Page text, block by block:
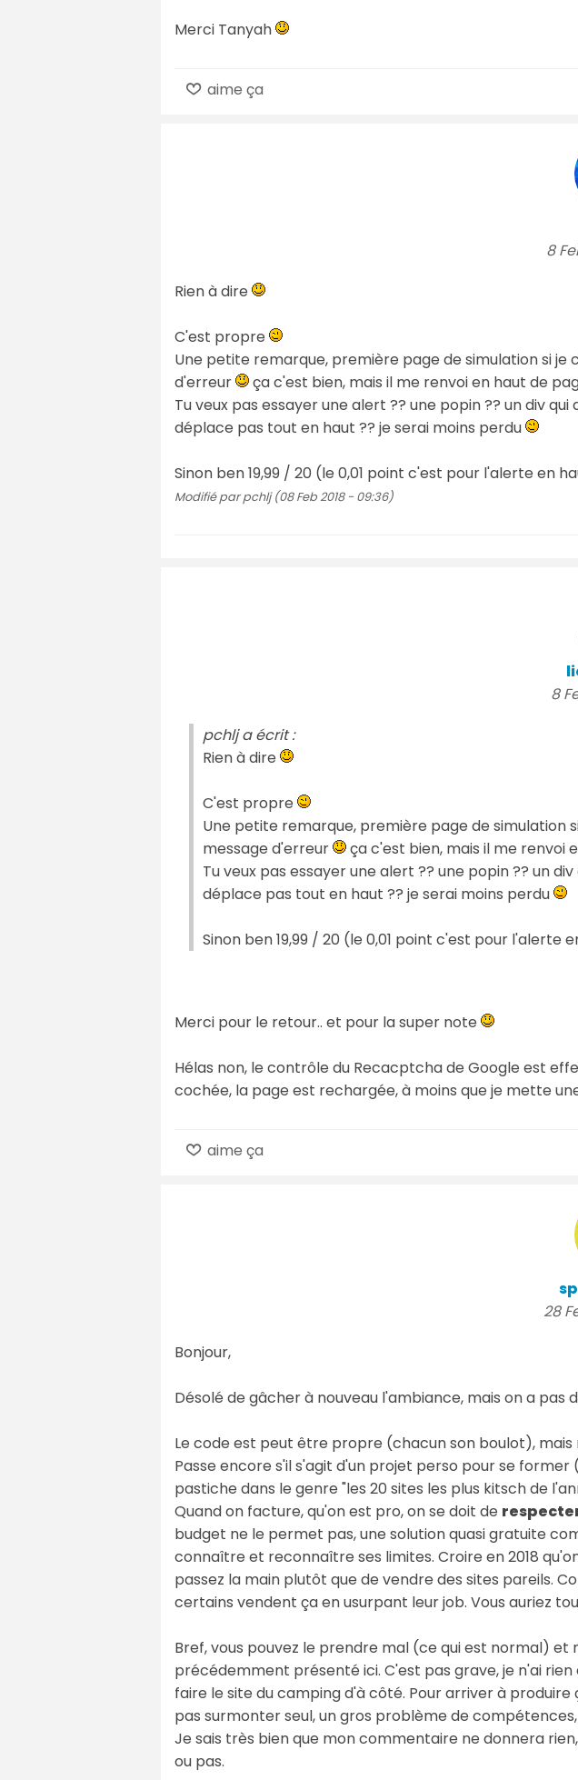
Merci Tanyah
aime ça
8
Rien à dire
C'est propre
Une petite remarque, première page de simulation si je
d'erreur
ça c'est bien, mais il me renvoi en haut de
Tu veux pas essayer une alert ?? une popin ?? un div
déplace pas tout en haut ?? je serai moins perdu
Sinon ben 19,99 / 20 (le 0,01 point c'est pour l'alerte en
Modifié par pchlj (08 Feb 2018 - 09:36)
8
pchlj a écrit :
Rien à dire
C'est propre
Une petite remarque, première page de simulation
message d'erreur
ça c'est bien, mais il me renvoi
Tu veux pas essayer une alert ?? une popin ?? un
déplace pas tout en haut ?? je serai moins perdu
Sinon ben 19,99 / 20 (le 0,01 point c'est pour l'alerte
Merci pour le retour.. et pour la super note
Hélas non, le contrôle du Recacptcha de Google est
cochée, la page est rechargée, à moins que je mette
aime ça
28
Bonjour,
Désolé de gâcher à nouveau l'ambiance, mais on a pas
Le code est peut être propre (chacun son boulot), mais
Passe encore s'il s'agit d'un projet perso pour se
pastiche dans le genre "les 20 sites les plus kitsch de
Quand on facture, qu'on est pro, on se doit de
budget ne le permet pas, une solution quasi gratuite
connaître et reconnaître ses limites. Croire en 2018
passez la main plutôt que de vendre des sites pareils.
certains vendent ça en usurpant leur job. Vous auriez
Bref, vous pouvez le prendre mal (ce qui est normal)
précédemment présenté ici. C'est pas grave, je n'ai
faire le site du camping d'à côté. Pour arriver à produire
pas surmonter seul, un gros problème de
Je sais très bien que mon commentaire ne donnera
ou pas.